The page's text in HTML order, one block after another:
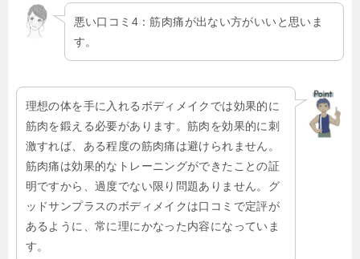
悪い口コミ4：筋肉痛が出ない方がいいと思いま
す。
理想の体を手に入れるボディメイクでは効果的に
筋肉を鍛える必要があります。筋肉を効果的に刺
激すれば、ある程度の筋肉痛は避けられません。
筋肉痛は効果的なトレーニングができたことの証
明ですから、過度でない限り問題ありません。グ
ッドサンプラスのボディメイクは口コミで定評が
あるように、常に理にかなった内容になっていま
す。